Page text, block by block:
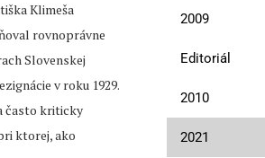
Klimeša
rovnoprávne
Slovenskej
v roku 1929.
často kriticky
ktorej, ako
2009
Editoriál
2010
2021